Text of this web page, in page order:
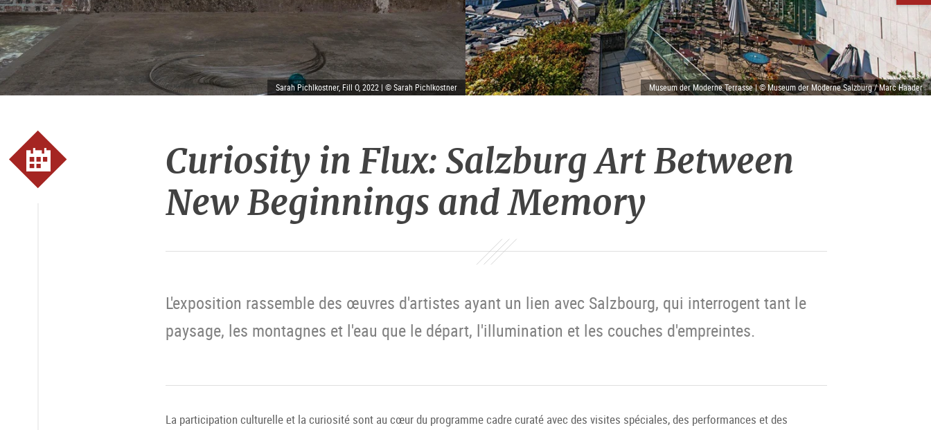
Sarah Pichlkostner, Fill O, 2022 | © Sarah Pichlkostner Museum der Moderne Terrasse | © Museum der Moderne Salzburg / Marc Haader
Curiosity in Flux: Salzburg Art Between
New Beginnings and Memory
L'exposition rassemble des œuvres d'artistes ayant un lien avec Salzbourg, qui interrogent tant le
paysage, les montagnes et l'eau que le départ, l'illumination et les couches d'empreintes.
La participation culturelle et la curiosité sont au cœur du programme cadre curaté avec des visites spéciales, des performances et des